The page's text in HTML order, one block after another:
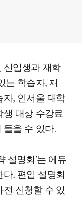
신입생과 재학
는 학습자, 재
자, 인서울 대학
대상 수강료
들을 수 있다.
설명회’는 에듀
. 편입 설명회
신청할 수 있